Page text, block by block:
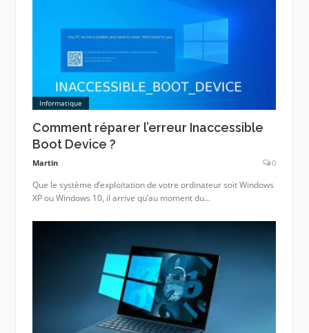
Informatique
Comment réparer l’erreur Inaccessible
Boot Device ?
Martin 0
Que le système d’exploitation de votre ordinateur soit Windows
XP ou Windows 10, il arrive qu’au moment du...